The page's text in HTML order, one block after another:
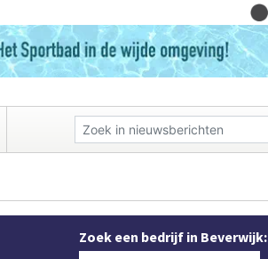
Zoek een bedrijf in Beverwijk: